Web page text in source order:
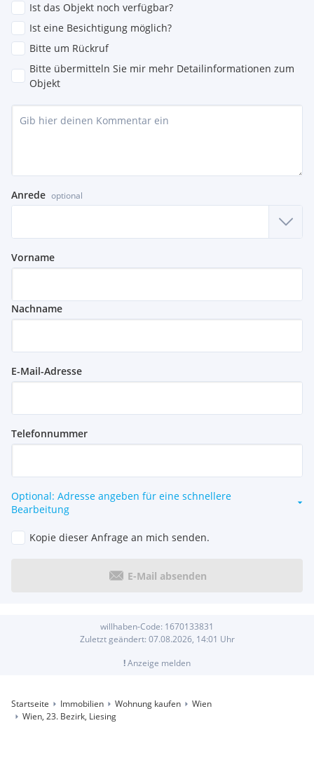
Ist das Objekt noch verfügbar?
Ist eine Besichtigung möglich?
Bitte um Rückruf
Bitte übermitteln Sie mir mehr Detailinformationen zum
Objekt
Anrede optional
Vorname
Nachname
E-Mail-Adresse
Telefonnummer
Optional: Adresse angeben für eine schnellere
Bearbeitung
Kopie dieser Anfrage an mich senden.
E-Mail absenden
willhaben-Code: 1670133831
Zuletzt geändert: 07.08.2026, 14:01 Uhr
!Anzeige melden
Startseite Immobilien Wohnung kaufen
Wien
Wien, 23. Bezirk, Liesing